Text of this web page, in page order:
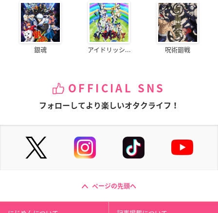
銀魂 アイドリッシ... 呪術廻戦
OFFICIAL SNS
フォローしてより楽しいオタクライフ！
ページの先頭へ